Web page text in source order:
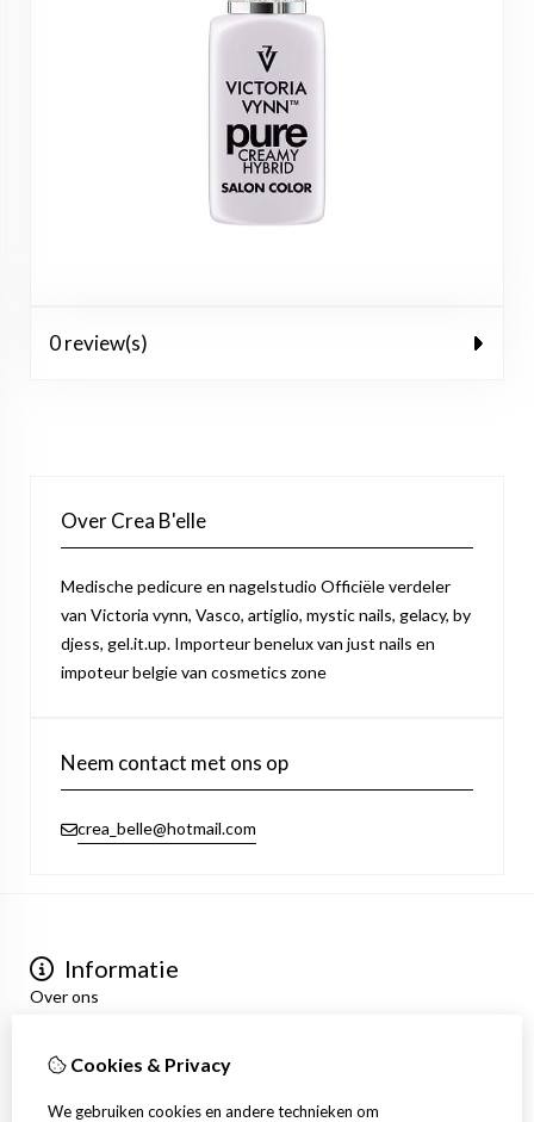
0 review(s)
Over Crea B'elle
Medische pedicure en nagelstudio Officiële verdeler
van Victoria vynn, Vasco, artiglio, mystic nails, gelacy, by
djess, gel.it.up. Importeur benelux van just nails en
impoteur belgie van cosmetics zone
Neem contact met ons op
crea_belle@hotmail.com
Informatie
Over ons
Algemene voorwaarden
Mijn account
Inloggen
Cookies & Privacy
We gebruiken cookies en andere technieken om